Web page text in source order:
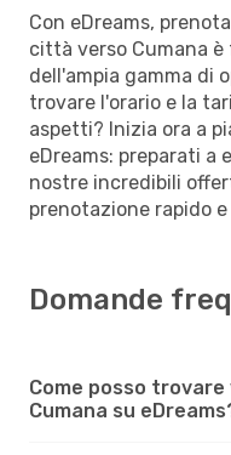
Con eDreams,
città verso Cumana
dell'ampia gamma di
trovare l'orario e la
aspetti? Inizia ora a
eDreams: preparati a
nostre incredibili
prenotazione rapido
Domande
Come posso
Cumana su